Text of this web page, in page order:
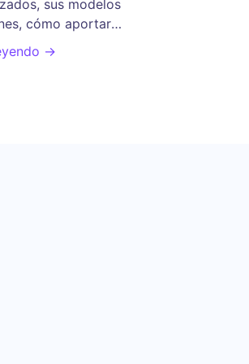
sus modelos
cómo aportar
a considerar.
→